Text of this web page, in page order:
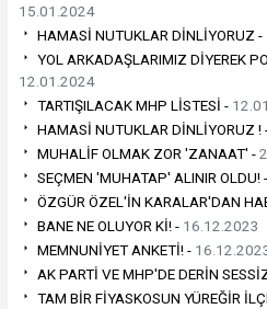
15.01.2024
HAMASİ NUTUKLAR DİNLİYORUZ -
YOL ARKADAŞLARIMIZ DİYEREK
12.01.2024
TARTIŞILACAK MHP LİSTESİ -
HAMASİ NUTUKLAR DİNLİYORUZ !
MUHALİF OLMAK ZOR 'ZANAAT' -
SEÇMEN 'MUHATAP' ALINIR OLDU! -
ÖZGÜR ÖZEL'İN KARALAR'DAN
BANE NE OLUYOR Kİ! - 16.12.2023
MEMNUNİYET ANKETİ! -
AK PARTİ VE MHP'DE DERİN
TAM BİR FİYASKOSUN YÜREĞİR